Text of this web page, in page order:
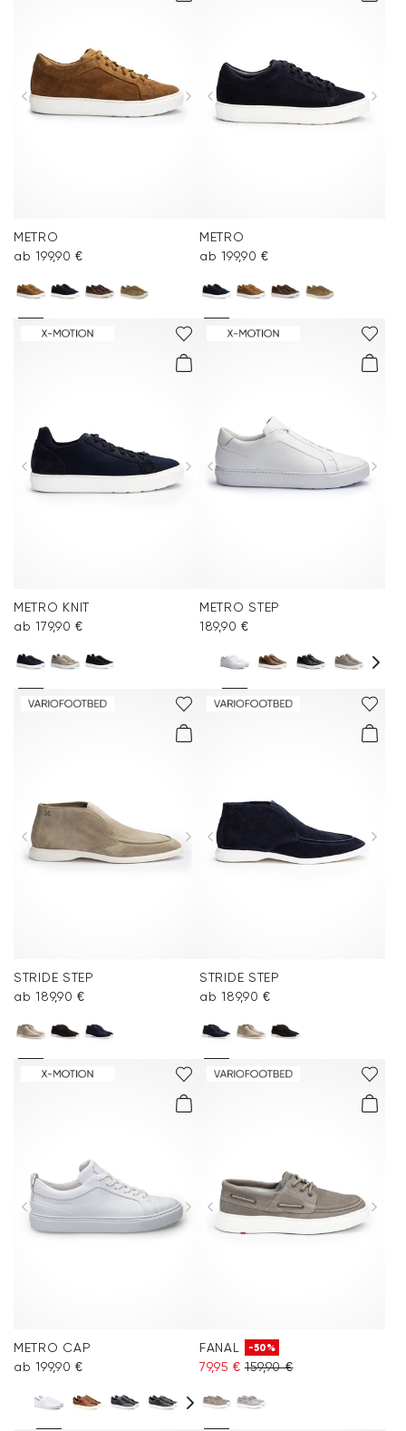
METRO
ab 199,90 €
METRO
ab 199,90 €
METRO KNIT
ab 179,90 €
METRO STEP
189,90 €
STRIDE STEP
ab 189,90 €
STRIDE STEP
ab 189,90 €
METRO CAP
ab 199,90 €
FANAL -50%
79,95 € 159,90 €